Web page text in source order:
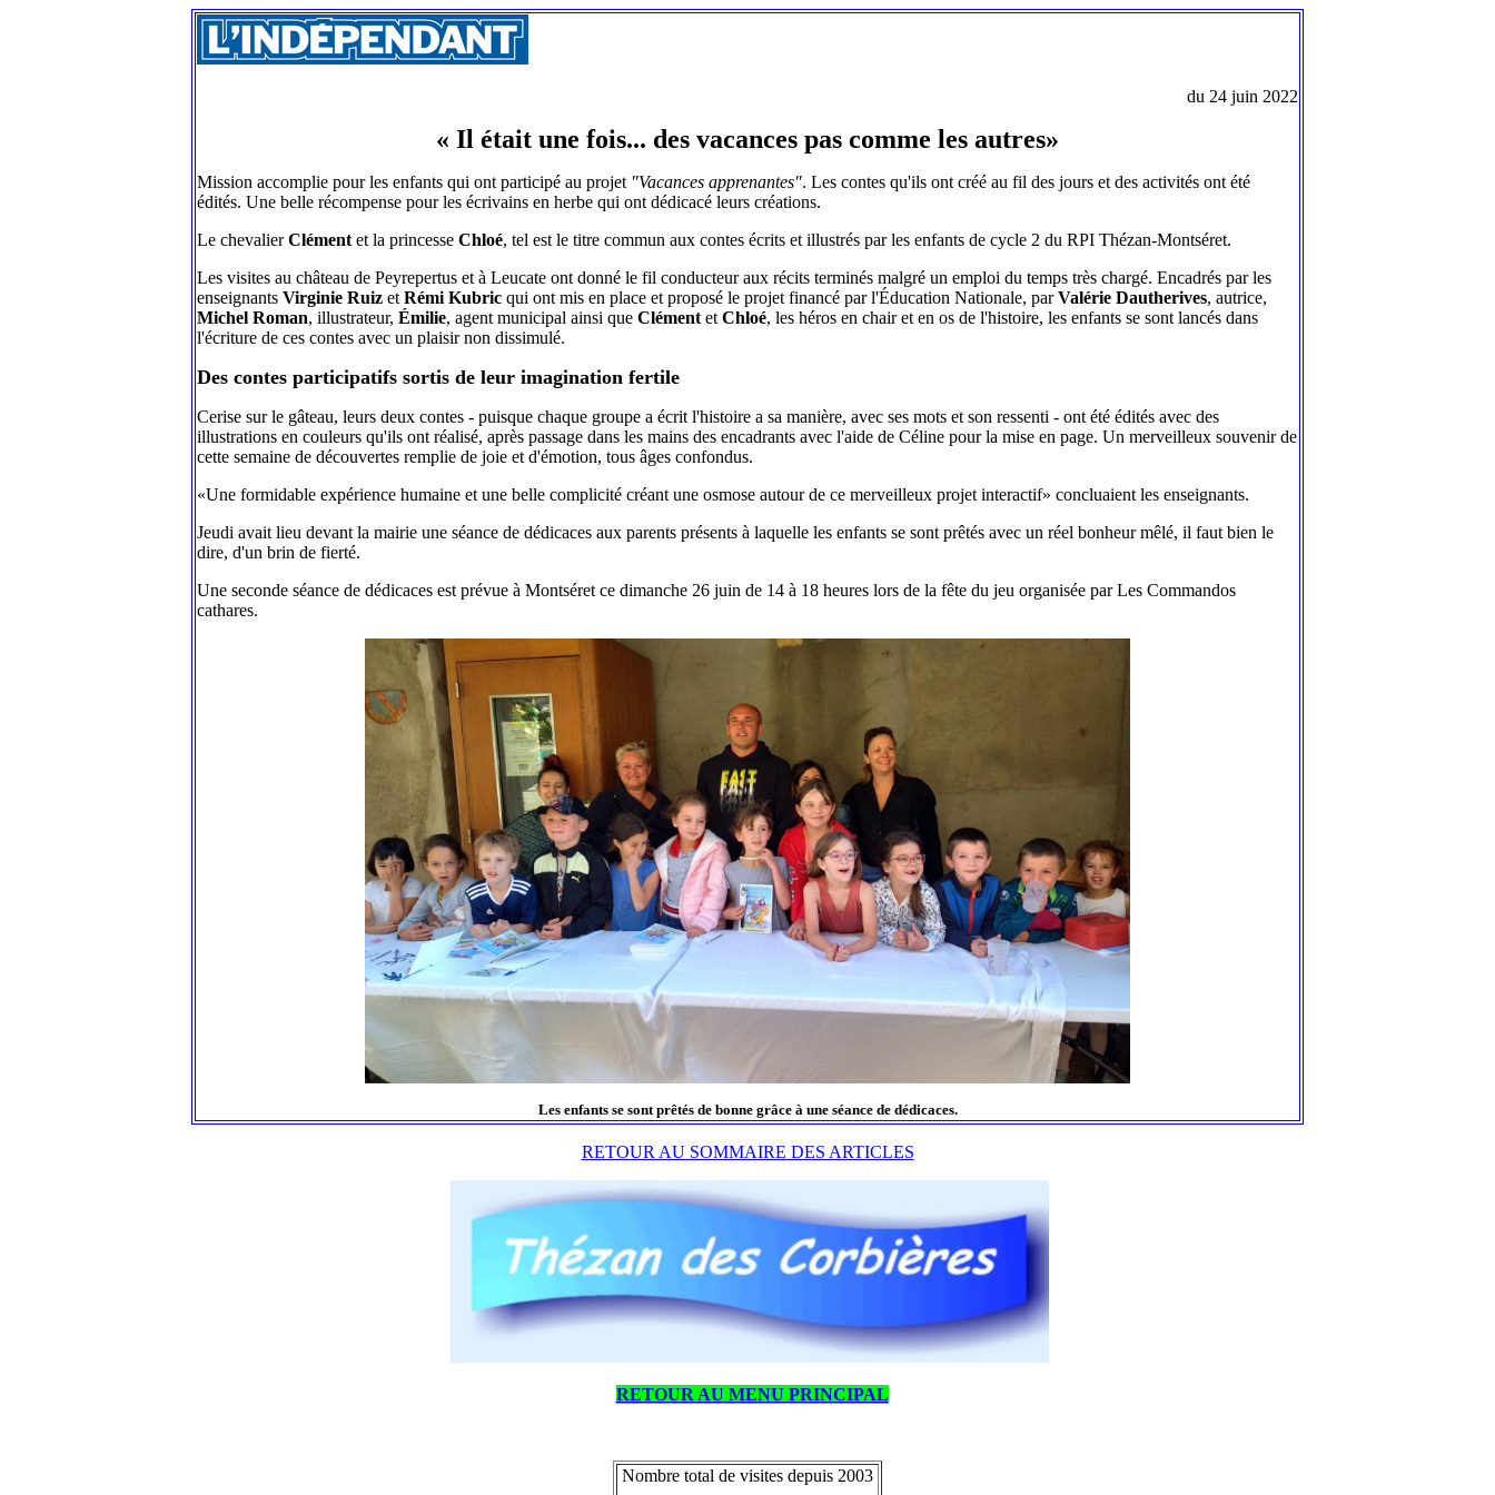
du 24 juin 2022
« Il était une fois... des vacances pas comme les autres»
Mission accomplie pour les enfants qui ont participé au projet "Vacances apprenantes". Les contes qu'ils ont créé au fil des jours et des activités ont été
édités. Une belle récompense pour les écrivains en herbe qui ont dédicacé leurs créations.
Le chevalierClément et la princesse Chloé, tel est le titre commun aux contes écrits et illustrés par les enfants de cycle 2 du RPI Thézan-Montséret.
Les visites au château de Peyrepertus et à Leucate ont donné le fil conducteur aux récits terminés malgré un emploi du temps très chargé. Encadrés par les
enseignants Virginie Ruiz et Rémi Kubric qui ont mis en place et proposé le projet financé par l'Éducation Nationale, parValérie Dautherives, autrice,
Michel Roman, illustrateur, Émilie, agent municipal ainsi que Clément et Chloé, les héros en chair et en os de l'histoire, les enfants se sont lancés dans
l'écriture de ces contes avec un plaisir non dissimulé.
Des contes participatifs sortis de leur imagination fertile
Cerise sur le gâteau, leurs deux contes - puisque chaque groupe a écrit l'histoire a sa manière, avec ses mots et son ressenti - ont été édités avec des
illustrations en couleurs qu'ils ont réalisé, après passage dans les mains des encadrants avec l'aide de Céline pour la mise en page. Un merveilleux souvenir de
cette semaine de découvertes remplie de joie et d'émotion, tous âges confondus.
«Une formidable expérience humaine et une belle complicité créant une osmose autour de ce merveilleux projet interactif» concluaient les enseignants.
Jeudi avait lieu devant la mairie une séance de dédicaces aux parents présents à laquelle les enfants se sont prêtés avec un réel bonheur mêlé, il faut bien le
dire, d'un brin de fierté.
Une seconde séance de dédicaces est prévue à Montséret ce dimanche 26 juin de 14 à 18 heures lors de la fête du jeu organisée par Les Commandos
cathares.
Les enfants se sont prêtés de bonne grâce à une séance de dédicaces.
RETOUR AU SOMMAIRE DES ARTICLES
RETOUR AU MENU PRINCIPAL
Nombre total de visites depuis 2003